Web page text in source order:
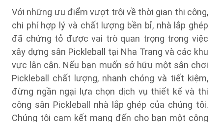
Với những ưu điểm vượt trội về thời gian thi công,
chi phí hợp lý và chất lượng bền bỉ, nhà lắp ghép
đã chứng tỏ được vai trò quan trọng trong việc
xây dựng sân Pickleball tại Nha Trang và các khu
vực lân cận. Nếu bạn muốn sở hữu một sân chơi
Pickleball chất lượng, nhanh chóng và tiết kiệm,
đừng ngần ngại lựa chọn dịch vụ thiết kế và thi
công sân Pickleball nhà lắp ghép của chúng tôi.
Chúng tôi cam kết mang đến cho bạn một công